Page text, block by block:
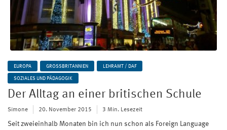
EUROPA GROSSBRITANNIEN LEHRAMT / DAF
SOZIALES UND PÄDAGOGIK
Der Alltag an einer britischen Schule
Simone 20. November 2015 3 Min. Lesezeit
Seit zweieinhalb Monaten bin ich nun schon als Foreign Language